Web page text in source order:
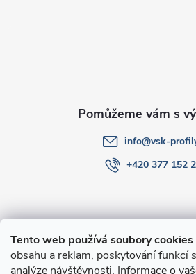
Tento web používá soubory cookies
obsahu a reklam, poskytování funkcí
analýze návštěvnosti. Informace o
O nákupu
info@vsk-
+420 377 152